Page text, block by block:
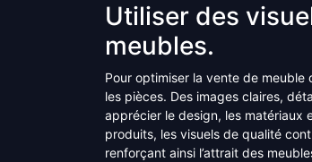
Utiliser des
meubles.
Pour optimiser la vente de meuble
les pièces. Des images claires,
apprécier le design, les matériaux
produits, les visuels de qualité
renforçant ainsi l’attrait des